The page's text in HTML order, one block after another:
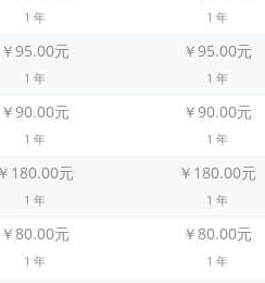
1 年 1 年
￥95.00元
1 年
￥95.00元
1 年
￥90.00元
1 年
￥90.00元
1 年
￥180.00元
1 年
￥180.00元
1 年
￥80.00元
1 年
￥80.00元
1 年